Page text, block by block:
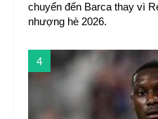
chuyển đến Barca thay vì
nhượng hè 2026.
4